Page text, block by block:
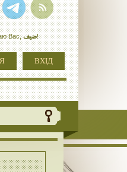
Вас,ضيف!
ВХІД